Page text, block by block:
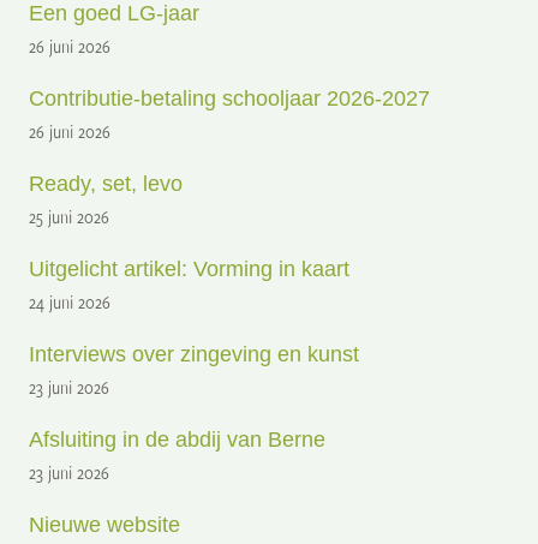
Een goed LG-jaar
26 juni 2026
Contributie-betaling schooljaar 2026-2027
26 juni 2026
Ready, set, levo
25 juni 2026
Uitgelicht artikel: Vorming in kaart
24 juni 2026
Interviews over zingeving en kunst
23 juni 2026
Afsluiting in de abdij van Berne
23 juni 2026
Nieuwe website